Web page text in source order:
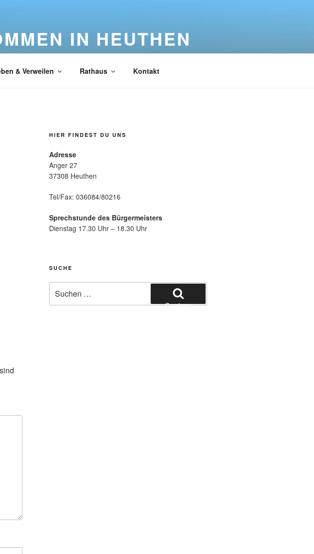
IN HEUTHEN
& Verweilen Rathaus Kontakt
HIER FINDEST DU UNS
Adresse
Anger 27
37308 Heuthen
Tel/Fax: 036084/80216
Sprechstunde des Bürgermeisters
Dienstag 17.30 Uhr – 18.30 Uhr
SUCHE
nach:
Suchen